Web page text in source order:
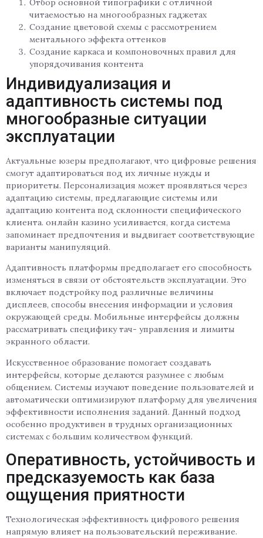
Отбор основной типографики с отличной
читаемостью на многообразных гаджетах
Создание цветовой схемы с рассмотрением
ментального эффекта оттенков
Создание каркаса и компоновочных правил для
упорядочивания контента
Индивидуализация и
адаптивность системы под
многообразные ситуации
эксплуатации
Актуальные юзеры предполагают, что цифровые решения
смогут адаптироваться под их личные нужды и
приоритеты. Персонализация может проявляться через
адаптацию системы, предлагающие системы или
адаптацию контента под склонности специфического
клиента. онлайн казино усиливается, когда система
запоминает предпочтения и выдвигает соответствующие
варианты манипуляций.
Адаптивность платформы предполагает его способность
изменяться в связи от обстоятельств эксплуатации. Это
включает подстройку под различные величины
дисплеев, способы внесения информации и условия
окружающей среды. Мобильные интерфейсы должны
рассматривать специфику тач- управления и лимиты
экранного области.
Искусственное образование помогает создавать
интерфейсы, которые делаются разумнее с любым
общением. Системы изучают поведение пользователей и
автоматически оптимизируют платформу для увеличения
эффективности исполнения заданий. Данный подход
особенно продуктивен в трудных организационных
системах с большим количеством функций.
Оперативность, устойчивость и
предсказуемость как база
ощущения приятности
Технологическая эффективность цифрового решения
напрямую влияет на пользовательский переживание.